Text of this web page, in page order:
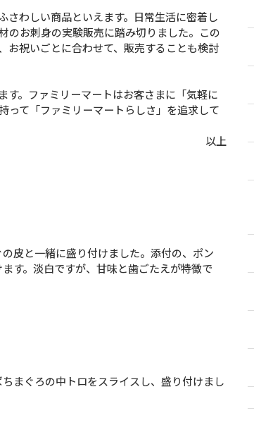
わしい商品といえます。日常生活に密着し
のお刺身の実験販売に踏み切りました。この
お祝いごとに合わせて、販売することも検討
。ファミリーマートはお客さまに「気軽に
って「ファミリーマートらしさ」を追求して
以上
皮と一緒に盛り付けました。添付の、ポン
す。淡白ですが、甘味と歯ごたえが特徴で
まぐろの中トロをスライスし、盛り付けまし